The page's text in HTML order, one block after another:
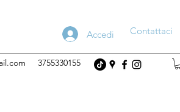
Accedi Contattaci
3755330155